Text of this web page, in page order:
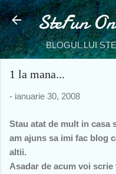
Treceți la
SteFun
BLOGUL LUI
1 la mana...
- ianuarie 30, 2008
Stau atat de mult in casa
am ajuns sa imi fac blog
altii.
Asadar de acum voi